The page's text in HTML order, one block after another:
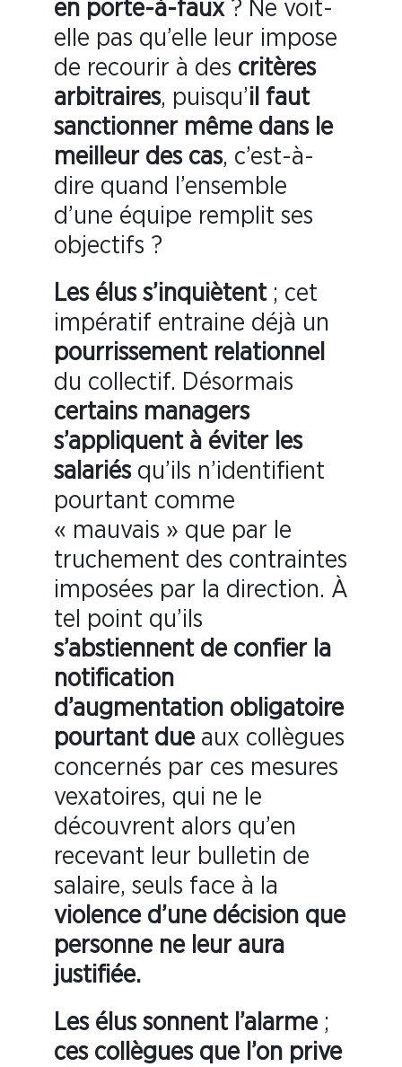
en porte-à-faux? Ne voit-
elle pas qu’elle leur impose
de recourir à des critères
arbitraires, puisqu’il faut
sanctionner même dans le
meilleur des cas, c’est-à-
dire quand l’ensemble
d’une équipe remplit ses
objectifs ?
Les élus s’inquiètent; cet
impératif entraine déjà un
pourrissement relationnel
du collectif. Désormais
certains managers
s’appliquent à éviter les
salariésqu’ils n’identifient
pourtant comme
« mauvais » que par le
truchement des contraintes
imposées par la direction. À
tel point qu’ils
s’abstiennent de confier la
notification
d’augmentation obligatoire
pourtant dueaux collègues
concernés par ces mesures
vexatoires, qui ne le
découvrent alors qu’en
recevant leur bulletin de
salaire, seuls face à la
violence d’une décision que
personne ne leur aura
justifiée.
Les élus sonnent l’alarme;
ces collègues que l’on prive